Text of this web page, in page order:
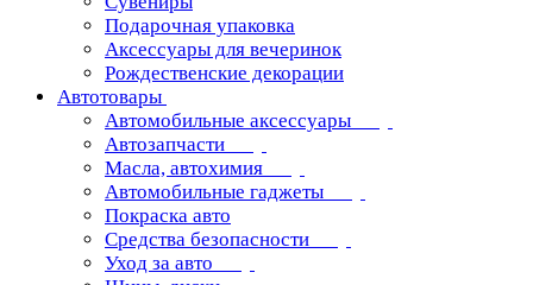
Подарочная упаковка
Аксессуары для вечеринок
Рождественские декорации
Автотовары
Автомобильные аксессуары
Автозапчасти
Масла, автохимия
Автомобильные гаджеты
Покраска авто
Средства безопасности
Уход за авто